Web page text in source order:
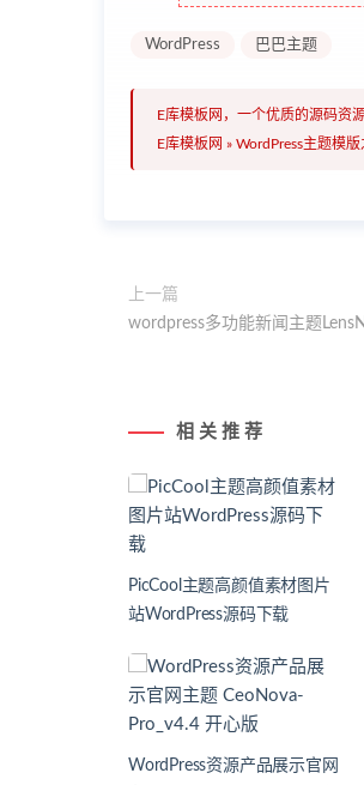
WordPress 巴巴主题
E库模板网，一个优质的源码资源
E库模板网 » WordPress主题模
上一篇
wordpress多功能新闻主题
相 关 推 荐
PicCool主题高颜值素材图片
站WordPress源码下载
WordPress资源产品展示官网